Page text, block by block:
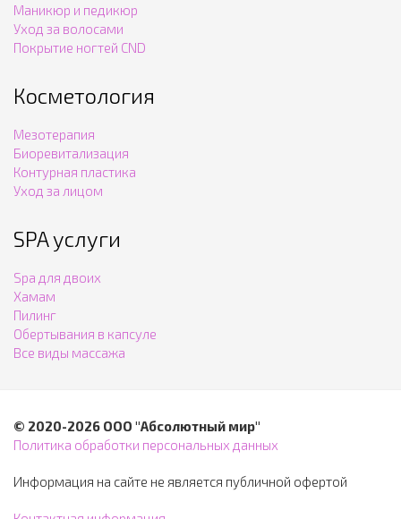
Маникюр и педикюр
Уход за волосами
Покрытие ногтей CND
Косметология
Мезотерапия
Биоревитализация
Контурная пластика
Уход за лицом
SPA услуги
Spa для двоих
Хамам
Пилинг
Обертывания в капсуле
Все виды массажа
© 2020-2026 ООО "Абсолютный мир"
Политика обработки персональных данных
Информация на сайте не является публичной офертой